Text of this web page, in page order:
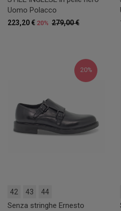
Uomo Polacco
279,00 €
223,20 € 20%
20%
42 43 44
Senza stringhe Ernesto